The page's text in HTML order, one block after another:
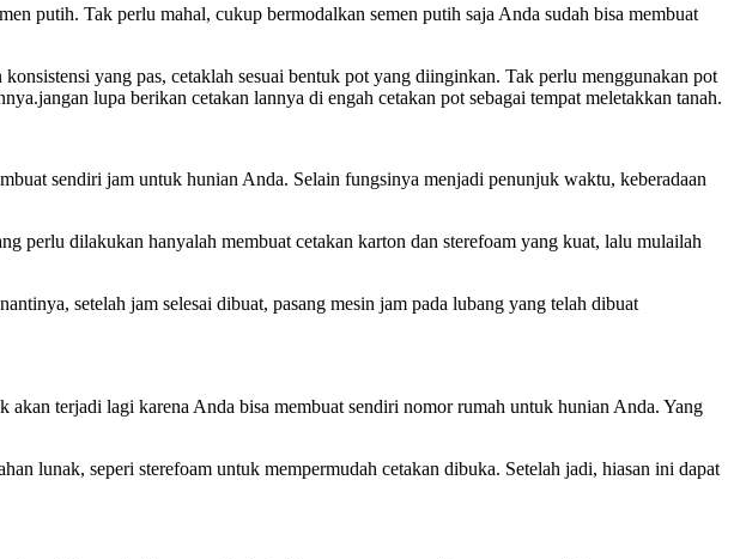
putih. Tak perlu mahal, cukup bermodalkan semen putih saja Anda sudah bisa membuat
yang pas, cetaklah sesuai bentuk pot yang diinginkan. Tak perlu menggunakan pot
lupa berikan cetakan lannya di engah cetakan pot sebagai tempat meletakkan tanah.
sendiri jam untuk hunian Anda. Selain fungsinya menjadi penunjuk waktu, keberadaan
perlu dilakukan hanyalah membuat cetakan karton dan sterefoam yang kuat, lalu mulailah
setelah jam selesai dibuat, pasang mesin jam pada lubang yang telah dibuat
terjadi lagi karena Anda bisa membuat sendiri nomor rumah untuk hunian Anda. Yang
lunak, seperi sterefoam untuk mempermudah cetakan dibuka. Setelah jadi, hiasan ini dapat